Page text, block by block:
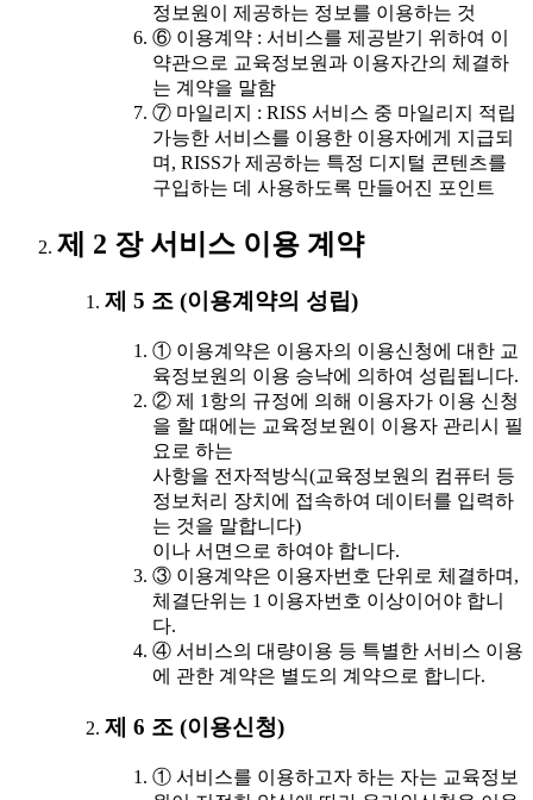
정보원이 제공하는 정보를 이용하는 것
⑥ 이용계약 : 서비스를 제공받기 위하여 이
약관으로 교육정보원과 이용자간의 체결하
는 계약을 말함
⑦ 마일리지 : RISS 서비스 중 마일리지 적립
가능한 서비스를 이용한 이용자에게 지급되
며, RISS가 제공하는 특정 디지털 콘텐츠를
구입하는 데 사용하도록 만들어진 포인트
제 2 장 서비스 이용 계약
제 5 조 (이용계약의 성립)
① 이용계약은 이용자의 이용신청에 대한 교
육정보원의 이용 승낙에 의하여 성립됩니다.
② 제 1항의 규정에 의해 이용자가 이용 신청
을 할 때에는 교육정보원이 이용자 관리시 필
요로 하는
사항을 전자적방식(교육정보원의 컴퓨터 등
정보처리 장치에 접속하여 데이터를 입력하
는 것을 말합니다)
이나 서면으로 하여야 합니다.
③ 이용계약은 이용자번호 단위로 체결하며,
체결단위는 1 이용자번호 이상이어야 합니
다.
④ 서비스의 대량이용 등 특별한 서비스 이용
에 관한 계약은 별도의 계약으로 합니다.
제 6 조 (이용신청)
① 서비스를 이용하고자 하는 자는 교육정보